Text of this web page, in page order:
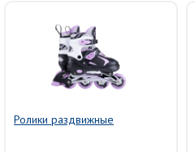
Ролики раздвижные